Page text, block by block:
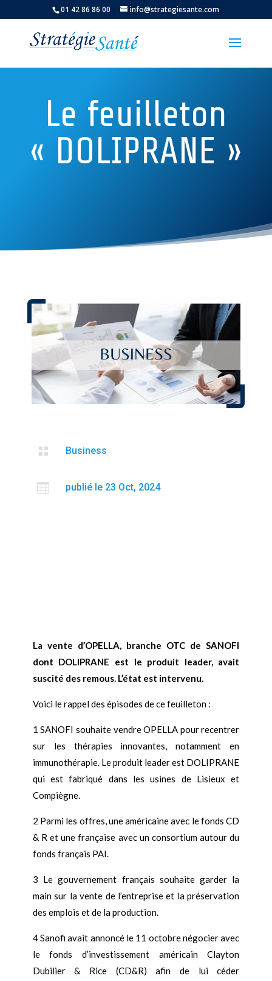
01 42 86 86 00 info@strategiesante.com
Le feuilleton
« DOLIPRANE »
 Business
 publié le 23 Oct, 2024
La vente d’OPELLA, branche OTC de SANOFI
dont DOLIPRANE est le produit leader, avait
suscité des remous. L’état est intervenu.
Voici le rappel des épisodes de ce feuilleton :
1 SANOFI souhaite vendre OPELLA pour recentrer
sur les thérapies innovantes, notamment en
immunothérapie. Le produit leader est DOLIPRANE
qui est fabriqué dans les usines de Lisieux et
Compiègne.
2 Parmi les offres, une américaine avec le fonds CD
& R et une française avec un consortium autour du
fonds français PAI.
3 Le gouvernement français souhaite garder la
main sur la vente de l’entreprise et la préservation
des emplois et de la production.
4 Sanofi avait annoncé le 11 octobre négocier avec
le fonds d’investissement américain Clayton
Dubilier & Rice (CD&R) afin de lui céder